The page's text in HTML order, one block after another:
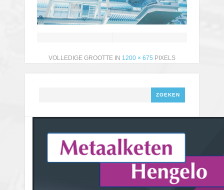
VOLLEDIGE GROOTTE IN 1200 × 675 PIXELS